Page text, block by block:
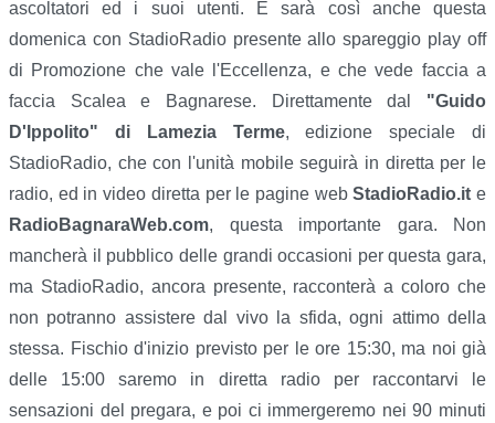
ascoltatori ed i suoi utenti. E sarà così anche questa
domenica con StadioRadio presente allo spareggio play off
di Promozione che vale l'Eccellenza, e che vede faccia a
faccia Scalea e Bagnarese. Direttamente dal "Guido
D'Ippolito" di Lamezia Terme, edizione speciale di
StadioRadio, che con l'unità mobile seguirà in diretta per le
radio, ed in video diretta per le pagine webStadioRadio.it e
RadioBagnaraWeb.com, questa importante gara. Non
mancherà il pubblico delle grandi occasioni per questa gara,
ma StadioRadio, ancora presente, racconterà a coloro che
non potranno assistere dal vivo la sfida, ogni attimo della
stessa. Fischio d'inizio previsto per le ore 15:30, ma noi già
delle 15:00 saremo in diretta radio per raccontarvi le
sensazioni del pregara, e poi ci immergeremo nei 90 minuti